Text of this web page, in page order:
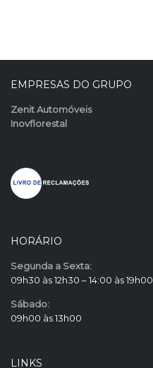
EMPRESAS DO GRUPO
Zenit Automóveis
Inovflorestal
HORÁRIO
Segunda a Sexta:
09h30 às 12h30 – 14:00 às 19h00
Sábado:
09h00 às 13h00
LINKS